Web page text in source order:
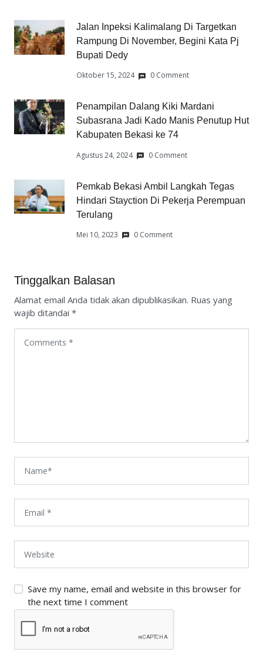
Jalan Inpeksi Kalimalang Di Targetkan
Rampung Di November, Begini Kata Pj
Bupati Dedy
Oktober 15, 2024 0 Comment
Penampilan Dalang Kiki Mardani
Subasrana Jadi Kado Manis Penutup Hut
Kabupaten Bekasi ke 74
Agustus 24, 2024 0 Comment
Pemkab Bekasi Ambil Langkah Tegas
Hindari Stayction Di Pekerja Perempuan
Terulang
Mei 10, 2023 0 Comment
Tinggalkan Balasan
Alamat email Anda tidak akan dipublikasikan. Ruas yang
wajib ditandai *
Save my name, email and website in this browser for
the next time I comment